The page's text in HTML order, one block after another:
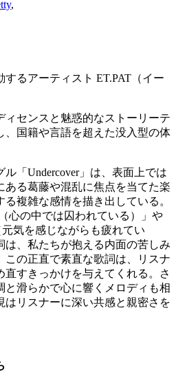
,
るアーティスト ET.PAT（イー
ィセンスと魅惑的なストーリーテ
、国籍や言語を超えた没入型の体
「Undercover」は、表面上では
ある葛藤や混乱に焦点を当てた楽
複雑な感情を描き出している。
（心の中では囚われている）」や
元気を感じながらも疲れてい
は、私たちが抱える内面の苦しみ
この正直で素直な歌詞は、リスナ
直すきっかけを与えてくれる。さ
と滑らかで心に響くメロディも相
はリスナーに深い共感と親密さを